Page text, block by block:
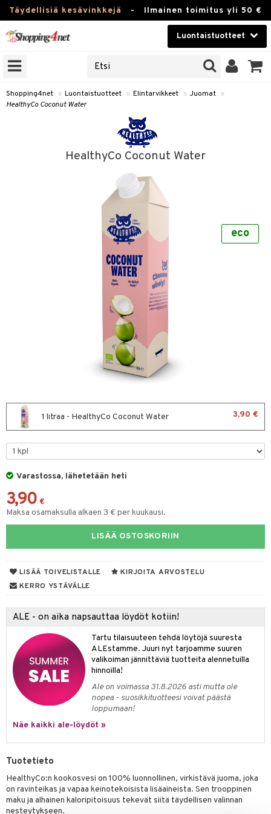
Täydellisiä kesävinkkejä - Ilmainen toimitus yli 50 €
Luontaistuotteet
Kauneudenhoito
Piilolinssit
Shopping4net » Luontaistuotteet » Elintarvikkeet » Juomat »
HealthyCo Coconut Water
HealthyCo Coconut Water
eco
1 litraa - HealthyCo Coconut Water 3,90 €
Varastossa, lähetetään heti
3,90 €
Maksa osamaksulla alkaen 3 € per kuukausi.
LISÄÄ OSTOSKORIIN
LISÄÄ TOIVELISTALLE
KIRJOITA ARVOSTELU
KERRO YSTÄVÄLLE
ALE - on aika napsauttaa löydöt kotiin!
Tartu tilaisuuteen tehdä löytöjä suuresta
ALEstamme. Juuri nyt tarjoamme suuren
valikoiman jännittäviä tuotteita alennetuilla
hinnoilla!
Ale on voimassa 31.8.2026 asti mutta ole
nopea - suosikkituotteesi voivat päästä
loppumaan!
Näe kaikki ale-löydöt »
Tuotetieto
HealthyCo:n kookosvesi on 100% luonnollinen, virkistävä juoma, joka
on ravinteikas ja vapaa keinotekoisista lisäaineista. Sen trooppinen
maku ja alhainen kaloripitoisuus tekevät siitä täydellisen valinnan
nesteytykseen.
& kynnet
tuotteet
hoito
jalat
hoito
hoito
hoito
lihakset